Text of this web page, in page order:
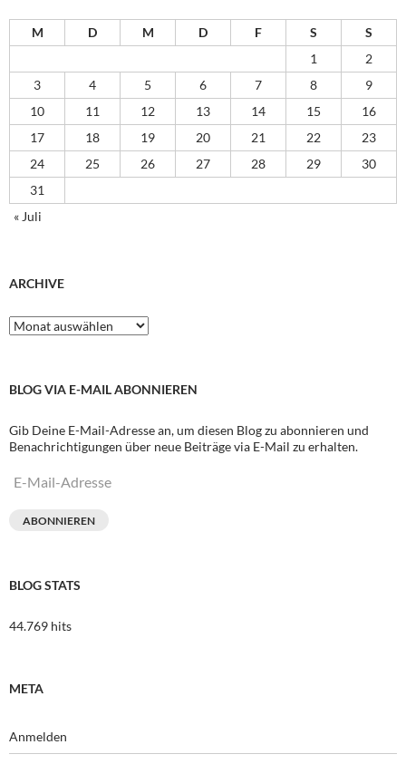
M D M D F S
S
1
2
3
4 5 6 7 8
9
10
11 12 13 14 15
16
17
18 19 20 21 22
23
24
25 26 27 28 29
30
31
« Juli
ARCHIVE
Archive
BLOG VIA E-MAIL ABONNIEREN
Gib Deine E-Mail-Adresse an, um diesen Blog zu abonnieren und
Benachrichtigungen über neue Beiträge via E-Mail zu erhalten.
E-
ABONNIEREN
BLOG STATS
44.769 hits
META
Anmelden